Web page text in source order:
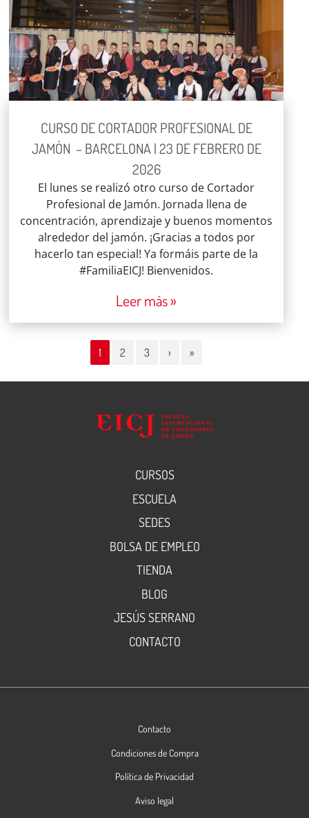
CURSO DE CORTADOR PROFESIONAL DE
JAMÓN – BARCELONA | 23 DE FEBRERO DE
2026
El lunes se realizó otro curso de Cortador
Profesional de Jamón. Jornada llena de
concentración, aprendizaje y buenos momentos
alrededor del jamón. ¡Gracias a todos por
hacerlo tan especial! Ya formáis parte de la
#FamiliaEICJ! Bienvenidos.
Leer más »
Current Page
1 Page
2 Page
3 › »
CURSOS
ESCUELA
SEDES
BOLSA DE EMPLEO
TIENDA
BLOG
JESÚS SERRANO
CONTACTO
Contacto
Condiciones de Compra
Política de Privacidad
Aviso legal